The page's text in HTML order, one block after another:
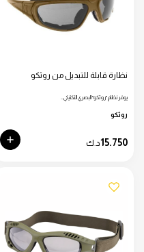
نظارة قابلة للتبديل من روثكو
يوفر نظام "روثكو" البصري التكتيكي…
روثكو
15.750د.ك